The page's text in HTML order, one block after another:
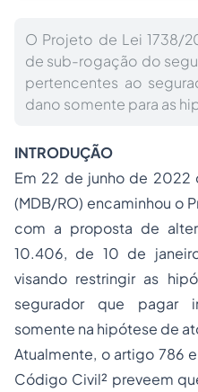
O Projeto de Lei 1738/
de sub-rogação do
pertencentes ao
dano somente para as
INTRODUÇÃO
Em 22 de junho de 2022
(MDB/RO) encaminhou o
com a proposta de
10.406, de 10 de
visando restringir as
segurador que pagar
somente na hipótese de
Atualmente, o artigo 786
Código Civil² preveem